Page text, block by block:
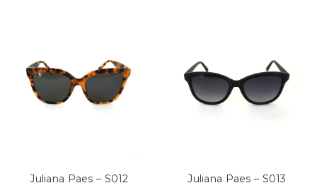
Juliana Paes – S012 Juliana Paes – S013